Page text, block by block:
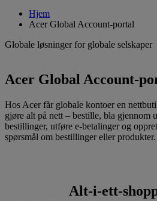
Hjem
Acer Global Account-portal
Globale løsninger for globale selskaper
Acer Global Account-
Hos Acer får globale kontoer en
gjøre alt på nett – bestille, bla gjennom
bestillinger, utføre e-betalinger og
spørsmål om bestillinger eller produkter.
Alt-i-ett-